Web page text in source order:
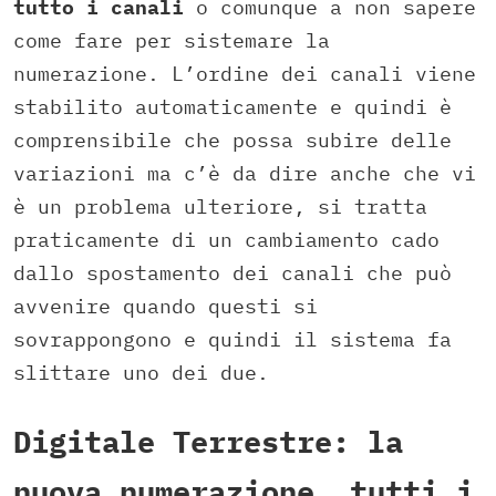
tutto i canali o comunque a non sapere
come fare per sistemare la
numerazione. L’ordine dei canali viene
stabilito automaticamente e quindi è
comprensibile che possa subire delle
variazioni ma c’è da dire anche che vi
è un problema ulteriore, si tratta
praticamente di un cambiamento cado
dallo spostamento dei canali che può
avvenire quando questi si
sovrappongono e quindi il sistema fa
slittare uno dei due.
Digitale Terrestre: la